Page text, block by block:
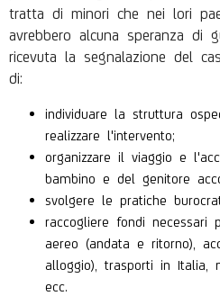
tratta di minori che nei lori
avrebbero alcuna speranza di
ricevuta la segnalazione del
di:
individuare la struttura
realizzare l'intervento;
organizzare il viaggio e
bambino e del genitore
svolgere le pratiche
raccogliere fondi
aereo (andata e ritorno),
alloggio), trasporti in Italia,
ecc.